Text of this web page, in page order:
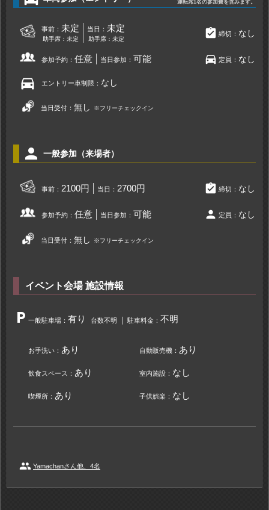
運転席1名の参加費を含みます。
事前： 未定
助手席：未定
当日： 未定
助手席：未定 assignment_turned_in 締切： なし
参加予約： 任意 当日参加： 可能 directions_car 定員： なし
directions_car エントリー車制限： なし
当日受付：無し ※フリーチェックイン
person 一般参加（来場者）
事前： 2100円 当日： 2700円 assignment_turned_in 締切： なし
参加予約： 任意 当日参加： 可能 person 定員： なし
当日受付：無し ※フリーチェックイン
イベント会場 施設情報
local_parking 一般駐車場： 有り 台数不明 駐車料金： 不明
お手洗い： あり 自動販売機： あり
飲食スペース： あり 室内施設： なし
喫煙所： あり 子供娯楽： なし
people Yamachanさん他、4名